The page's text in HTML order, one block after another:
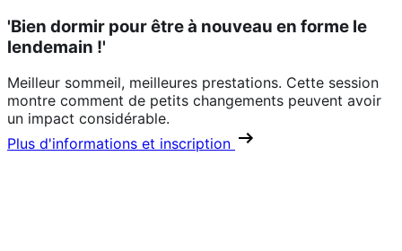
'Bien dormir pour être à nouveau en forme le
lendemain !'
Meilleur sommeil, meilleures prestations. Cette session
montre comment de petits changements peuvent avoir
un impact considérable.
Plus d'informations et inscription